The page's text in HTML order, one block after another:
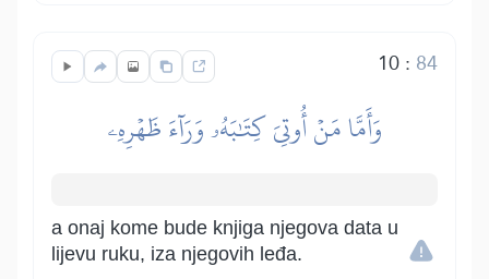
10: 84
وَأَمَّا مَنۡ أُوتِيَ كِتَٰبَهُۥ وَرَآءَ ظَهۡرِهِۦ
a onaj kome bude knjiga njegova data u
lijevu ruku, iza njegovih leđa.